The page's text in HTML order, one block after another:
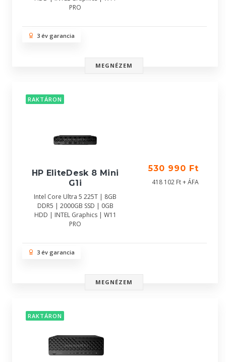
PRO
3 év garancia
MEGNÉZEM
RAKTÁRON
HP EliteDesk 8 Mini
G1i
Intel Core Ultra 5 225T | 8GB
DDR5 | 2000GB SSD | 0GB
HDD | INTEL Graphics | W11
PRO
530 990 Ft
418 102 Ft + ÁFA
3 év garancia
MEGNÉZEM
RAKTÁRON